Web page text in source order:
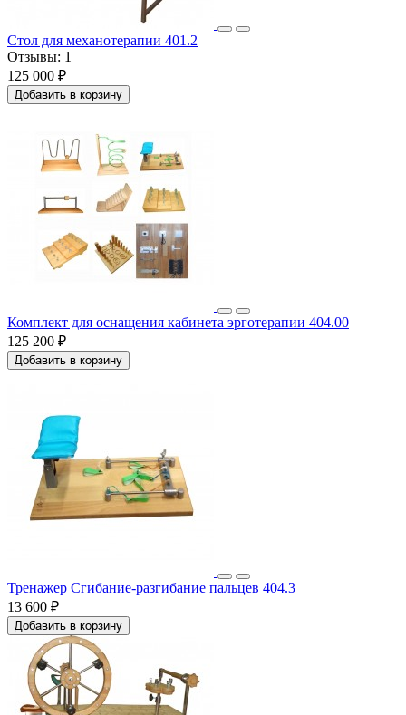
Стол для механотерапии 401.2
Отзывы: 1
125 000 ₽
Добавить в корзину
Комплект для оснащения кабинета эрготерапии 404.00
125 200 ₽
Добавить в корзину
Тренажер Сгибание-разгибание пальцев 404.3
13 600 ₽
Добавить в корзину